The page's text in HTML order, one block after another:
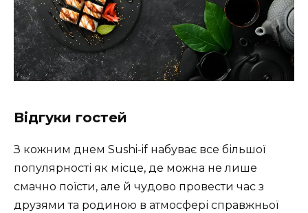
Відгуки гостей
З кожним днем Sushi-if набуває все більшої
популярності як місце, де можна не лише
смачно поїсти, але й чудово провести час з
друзями та родиною в атмосфері справжньої